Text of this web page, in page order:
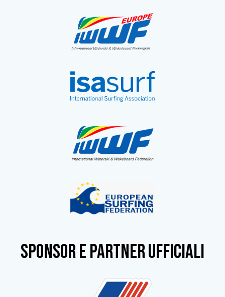
SPONSOR e partner ufficiali